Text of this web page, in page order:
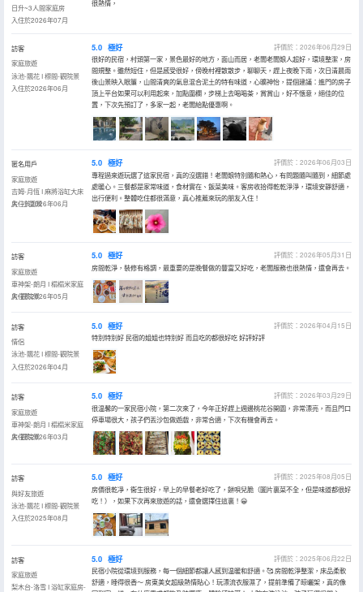
日升~3人間家庭房
入住於2026年07月
很熱情，
訪客
家庭旅遊
泳池-飄花 I 標間-觀院景
入住於2026年06月
5.0 極好
評價於：2026年06月29日
很好的民宿，村頭第一家，景色最好的地方，面山而居，老闆老闆娘人超好，環境整潔，房
間規整。雖然短住，但是感受很好，傍晚村裡散散步，聊聊天，趕上夜晚下雨，次日清晨雨
後山景映入眼簾，山間清爽的氣息混合泥土的特有味道，心曠神怡，提個建議：進門的房子
頂上平台如果可以利用起來，加點圍欄，步梯上去喝喝茶，賞賞山，好不愜意，絕佳的位
置，下次先預訂了，多家一起，老闆給點優惠啊。
匿名用戶
家庭旅遊
吉姆-月恆 I 麻將浴缸大床
房--小園景
入住於2026年06月
5.0 極好
評價於：2026年06月03日
專程過來遊玩選了這家民宿，真的沒選錯！老闆娘特別隨和熱心，有問題隨叫隨到，細節處
處暖心。三餐都是家常味道，食材實在、飯菜美味。客房收拾得乾乾淨淨，環境安靜舒適，
出行便利。整體吃住都很滿意，真心推薦來玩的朋友入住！
訪客
家庭旅遊
車神架-朗月 I 榻榻米家庭
房-觀院景
入住於2026年05月
5.0 極好
評價於：2026年05月31日
房間乾淨，裝修有格調，最重要的是晚餐做的豐富又好吃，老闆服務也很熱情，還會再去。
訪客
情侶
泳池-飄花 I 標間-觀院景
入住於2026年04月
5.0 極好
評價於：2026年04月15日
特別特別好 民宿的姐姐也特別好 而且吃的都很好吃 好評好評
訪客
家庭旅遊
車神架-朗月 I 榻榻米家庭
房-觀院景
入住於2026年03月
5.0 極好
評價於：2026年03月29日
很温馨的一家民宿小院，第二次來了，今年正好趕上週邊桃花谷開園，非常漂亮，而且門口
停車場很大，孩子們丟沙包做遊戲，非常合適，下次有機會再去。
訪客
與好友旅遊
泳池-飄花 I 標間-觀院景
入住於2025年08月
5.0 極好
評價於：2025年08月05日
房價很乾凈，衞生很好，早上的早餐老好吃了，餅唄兒脆（圖片裏菜不全，但是味道都很好
吃！），如果下次再來旅遊的話，還會選擇住這裏！😀
訪客
家庭旅遊
梨木台-洛雪 I 浴缸家庭房-
5.0 極好
評價於：2025年06月22日
民宿小院從環境到服務，每一個細節都讓人感到温暖和舒適。🥰 房間乾淨整潔，床品柔軟
舒適，睡得很香～ 房東美女超級熱情貼心！玩漂流衣服濕了，提前準備了晾曬架，真的像